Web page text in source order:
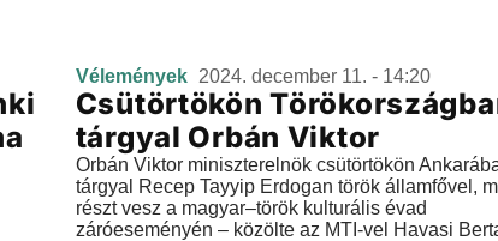
Vélemények 2024. december 11. - 14:20
Csütörtökön
tárgyal Orbán Viktor
Orbán Viktor miniszterelnök csütörtökön
tárgyal Recep Tayyip Erdogan török államfővel,
részt vesz a magyar–török kulturális évad
záróeseményén – közölte az MTI-vel Havasi